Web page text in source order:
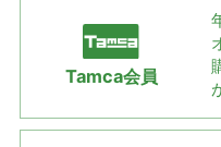
Tamca会員